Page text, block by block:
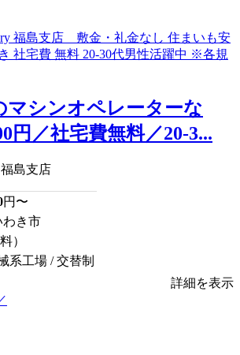
マシンオペレーターな
円／社宅費無料／20-3...
福島支店
円〜
わき市
）
系工場 / 交替制
詳細を表示